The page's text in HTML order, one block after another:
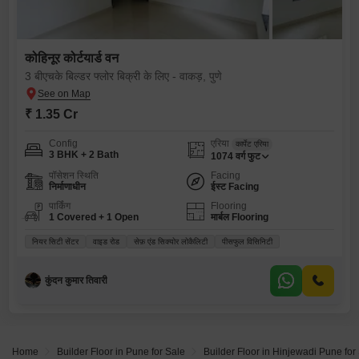
कोहिनूर कोर्टयार्ड वन
3 बीएचके बिल्डर फ्लोर बिक्री के लिए - वाकड़, पुणे
₹ 1.35 Cr
Config
3 BHK + 2 Bath
एरिया कार्पेट एरिया
1074 वर्ग फुट
पॉसेशन स्थिति
निर्माणाधीन
Facing
ईस्ट Facing
पार्किंग
1 Covered + 1 Open
Flooring
मार्बल Flooring
नियर सिटी सेंटर वाइड रोड सेफ़ एंड सिक्योर लोकैलिटी पीसफुल विसिनिटी
कुंदन कुमार तिवारी
Home Builder Floor in Pune for Sale Builder Floor in Hinjewadi Pune for